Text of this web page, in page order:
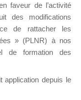
-
à 6 et 8
-
et 11 à
faveur de l’activité
des modifications
de rattacher les
» (PLNR) à nos
de formation des
application depuis le